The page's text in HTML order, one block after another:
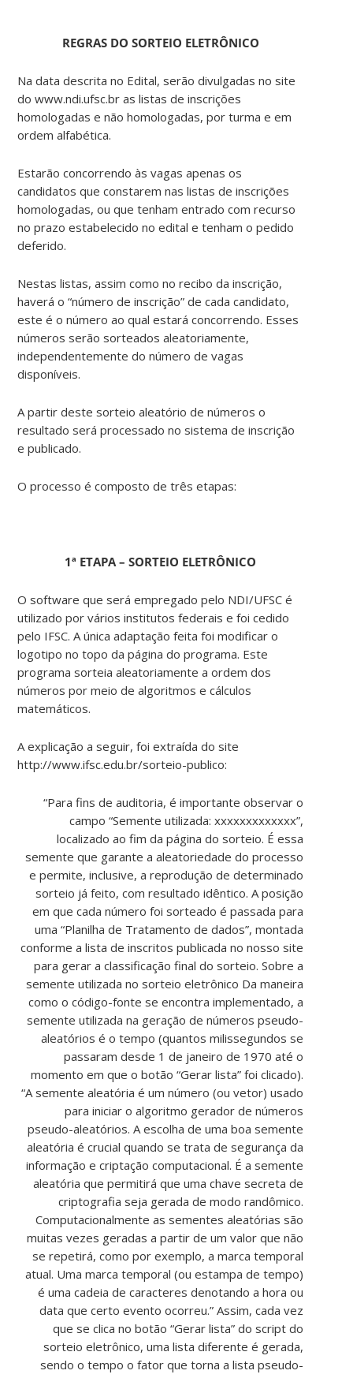
REGRAS DO SORTEIO ELETRÔNICO
Na data descrita no Edital, serão divulgadas no site
do www.ndi.ufsc.br as listas de inscrições
homologadas e não homologadas, por turma e em
ordem alfabética.
Estarão concorrendo às vagas apenas os
candidatos que constarem nas listas de inscrições
homologadas, ou que tenham entrado com recurso
no prazo estabelecido no edital e tenham o pedido
deferido.
Nestas listas, assim como no recibo da inscrição,
haverá o “número de inscrição” de cada candidato,
este é o número ao qual estará concorrendo. Esses
números serão sorteados aleatoriamente,
independentemente do número de vagas
disponíveis.
A partir deste sorteio aleatório de números o
resultado será processado no sistema de inscrição
e publicado.
O processo é composto de três etapas:
1ª ETAPA – SORTEIO ELETRÔNICO
O software que será empregado pelo NDI/UFSC é
utilizado por vários institutos federais e foi cedido
pelo IFSC. A única adaptação feita foi modificar o
logotipo no topo da página do programa. Este
programa sorteia aleatoriamente a ordem dos
números por meio de algoritmos e cálculos
matemáticos.
A explicação a seguir, foi extraída do site
http://www.ifsc.edu.br/sorteio-publico:
“Para fins de auditoria, é importante observar o
campo “Semente utilizada: xxxxxxxxxxxxx”,
localizado ao fim da página do sorteio. É essa
semente que garante a aleatoriedade do processo
e permite, inclusive, a reprodução de determinado
sorteio já feito, com resultado idêntico. A posição
em que cada número foi sorteado é passada para
uma “Planilha de Tratamento de dados”, montada
conforme a lista de inscritos publicada no nosso site
para gerar a classificação final do sorteio. Sobre a
semente utilizada no sorteio eletrônico Da maneira
como o código-fonte se encontra implementado, a
semente utilizada na geração de números pseudo-
aleatórios é o tempo (quantos milissegundos se
passaram desde 1 de janeiro de 1970 até o
momento em que o botão “Gerar lista” foi clicado).
“A semente aleatória é um número (ou vetor) usado
para iniciar o algoritmo gerador de números
pseudo-aleatórios. A escolha de uma boa semente
aleatória é crucial quando se trata de segurança da
informação e criptação computacional. É a semente
aleatória que permitirá que uma chave secreta de
criptografia seja gerada de modo randômico.
Computacionalmente as sementes aleatórias são
muitas vezes geradas a partir de um valor que não
se repetirá, como por exemplo, a marca temporal
atual. Uma marca temporal (ou estampa de tempo)
é uma cadeia de caracteres denotando a hora ou
data que certo evento ocorreu.” Assim, cada vez
que se clica no botão “Gerar lista” do script do
sorteio eletrônico, uma lista diferente é gerada,
sendo o tempo o fator que torna a lista pseudo-